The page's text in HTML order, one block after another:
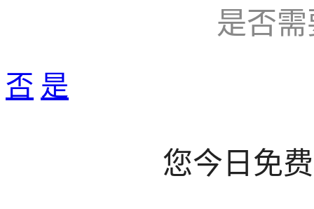
是否
否 是
您今日免